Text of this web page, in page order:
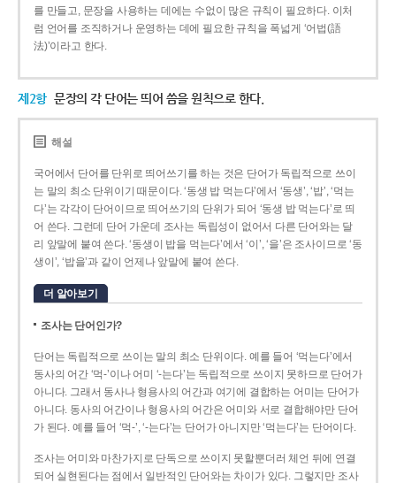
를 만들고, 문장을 사용하는 데에는 수없이 많은 규칙이 필요하다. 이처
럼 언어를 조직하거나 운영하는 데에 필요한 규칙을 폭넓게 ‘어법(語
法)’이라고 한다.
제2항 문장의 각 단어는 띄어 씀을 원칙으로 한다.
해설
국어에서 단어를 단위로 띄어쓰기를 하는 것은 단어가 독립적으로 쓰이
는 말의 최소 단위이기 때문이다. ‘동생 밥 먹는다’에서 ‘동생’, ‘밥’, ‘먹는
다’는 각각이 단어이므로 띄어쓰기의 단위가 되어 ‘동생 밥 먹는다’로 띄
어 쓴다. 그런데 단어 가운데 조사는 독립성이 없어서 다른 단어와는 달
리 앞말에 붙여 쓴다. ‘동생이 밥을 먹는다’에서 ‘이’, ‘을’은 조사이므로 ‘동
생이’, ‘밥을’과 같이 언제나 앞말에 붙여 쓴다.
더 알아보기
조사는 단어인가?
단어는 독립적으로 쓰이는 말의 최소 단위이다. 예를 들어 ‘먹는다’에서
동사의 어간 ‘먹-­’이나 어미 ‘­-는다’는 독립적으로 쓰이지 못하므로 단어가
아니다. 그래서 동사나 형용사의 어간과 여기에 결합하는 어미는 단어가
아니다. 동사의 어간이나 형용사의 어간은 어미와 서로 결합해야만 단어
가 된다. 예를 들어 ‘먹-’, ‘-는다’는 단어가 아니지만 ‘먹는다’는 단어이다.
조사는 어미와 마찬가지로 단독으로 쓰이지 못할뿐더러 체언 뒤에 연결
되어 실현된다는 점에서 일반적인 단어와는 차이가 있다. 그렇지만 조사